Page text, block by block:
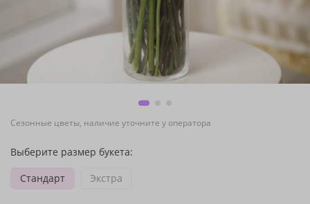
Сезонные цветы, наличие уточните у оператора
Выберите размер букета:
Стандарт
Экстра